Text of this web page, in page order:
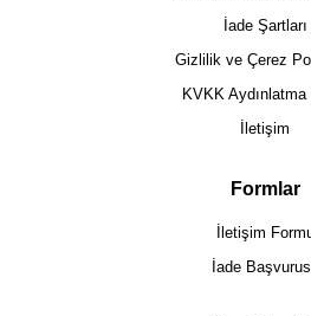
İade Şartları
Gizlilik ve Çerez
KVKK Aydınlatma
İletişim
Formlar
İletişim
İade